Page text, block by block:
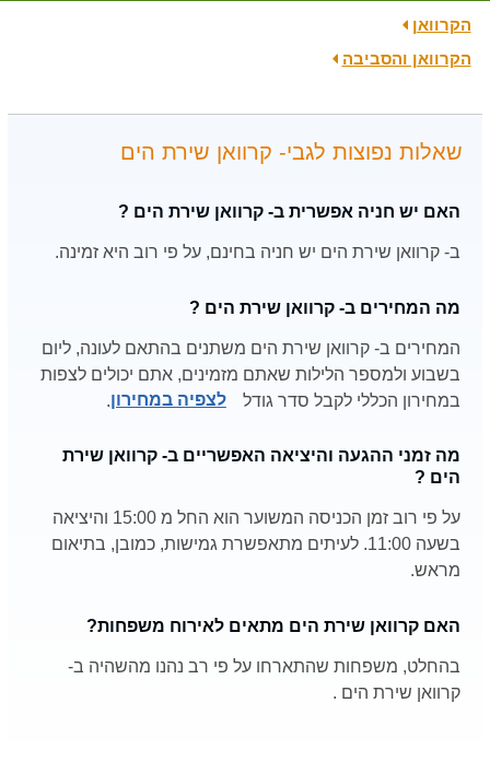
הקרוואן
הקרוואן והסביבה
שאלות נפוצות לגבי- קרוואן שירת הים
האם יש חניה אפשרית ב- קרוואן שירת הים ?
ב- קרוואן שירת הים יש חניה בחינם, על פי רוב היא זמינה.
מה המחירים ב- קרוואן שירת הים ?
המחירים ב- קרוואן שירת הים משתנים בהתאם לעונה, ליום
בשבוע ולמספר הלילות שאתם מזמינים, אתם יכולים לצפות
במחירון הכללי לקבל סדר גודל
לצפיה במחירון.
מה זמני ההגעה והיציאה האפשריים ב- קרוואן שירת
הים ?
על פי רוב זמן הכניסה המשוער הוא החל מ 15:00 והיציאה
בשעה 11:00. לעיתים מתאפשרת גמישות, כמובן, בתיאום
מראש.
האם קרוואן שירת הים מתאים לאירוח משפחות?
בהחלט, משפחות שהתארחו על פי רב נהנו מהשהיה ב-
קרוואן שירת הים .